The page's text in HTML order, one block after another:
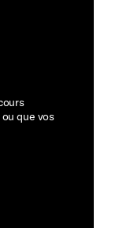
que vos